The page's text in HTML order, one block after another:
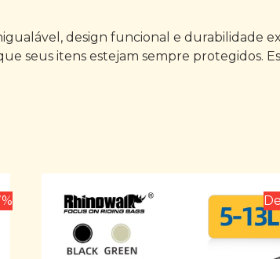
design funcional e durabilidade
seus itens estejam sempre protegidos.